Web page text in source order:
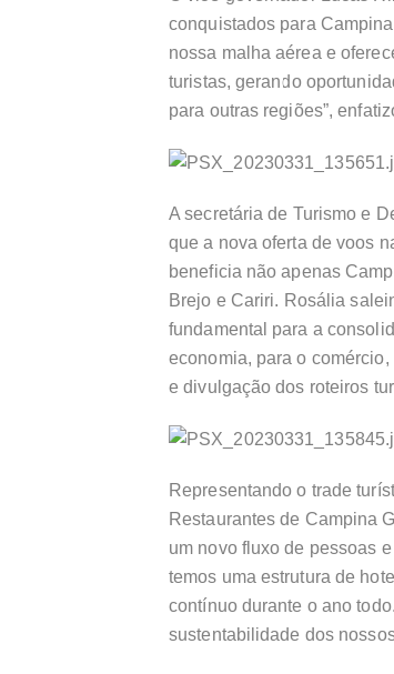
conquistados para
nossa malha aérea e
turistas, gerando
para outras regiões”,
A secretária de Turismo e
que a nova oferta de voos
beneficia não apenas
Brejo e Cariri. Rosália
fundamental para a
economia, para o
e divulgação dos roteiros
Representando o trade
Restaurantes de Campina
um novo fluxo de pessoas
temos uma estrutura de
contínuo durante o ano
sustentabilidade dos